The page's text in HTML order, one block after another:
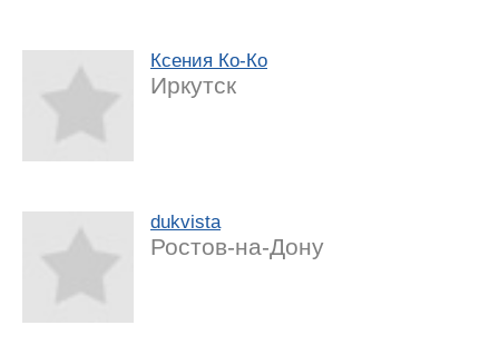
Ксения Ко-Ко
Иркутск
dukvista
Ростов-на-Дону